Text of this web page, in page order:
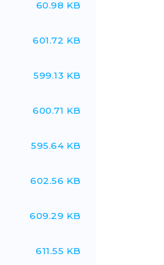
60.98 KB
601.72 KB
599.13 KB
600.71 KB
595.64 KB
602.56 KB
609.29 KB
611.55 KB